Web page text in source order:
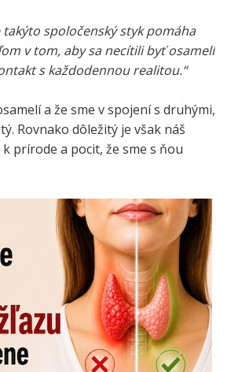
takýto spoločenský styk pomáha
v tom, aby sa necítili byť osamelí
s každodennou realitou.“
a že sme v spojení s druhými,
Rovnako dôležitý je však náš
prírode a pocit, že sme s ňou